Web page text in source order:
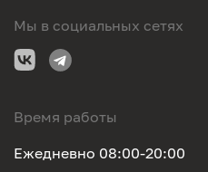
Мы в социальных сетях
Время работы
Ежедневно 08:00-20:00